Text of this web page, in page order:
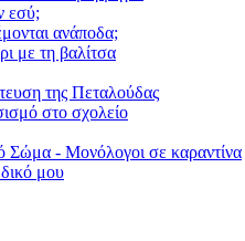
εσύ;
ανάποδα;
με τη βαλίτσα
της Πεταλούδας
στο σχολείο
Σώμα - Μονόλογοι σε καραντίνα
μου